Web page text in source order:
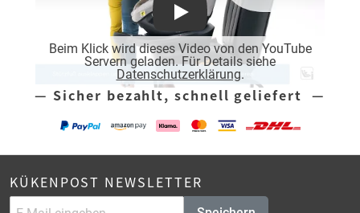
Beim Klick wird dieses Video von den YouTube
Servern geladen. Für Details siehe
Datenschutzerklärung.
Play
— Sicher bezahlt, schnell geliefert —
KÜKENPOST NEWSLETTER